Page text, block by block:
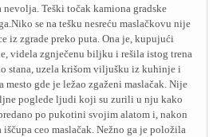
Teški točak kamiona gradske
se na tešku nesreću maslačkovu nije
iz zgrade preko puta. Ona je, kupujući
videla zgnječenu biljku i rešila istog trena
stana, uzela krišom viljušku iz kuhinje i
gde je ležao zgaženi maslačak. Nije
poglede ljudi koji su zurili u nju kako
po pukotini svojim alatom i, nakon
ceo maslačak. Nežno ga je položila